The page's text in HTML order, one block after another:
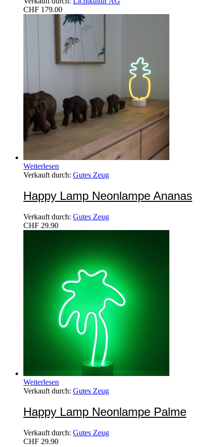
CHF 179.00
Weiterlesen
Verkauft durch: Gutes Zeug
Happy Lamp Neonlampe Ananas
Verkauft durch: Gutes Zeug
CHF 29.90
Weiterlesen
Verkauft durch: Gutes Zeug
Happy Lamp Neonlampe Palme
Verkauft durch: Gutes Zeug
CHF 29.90